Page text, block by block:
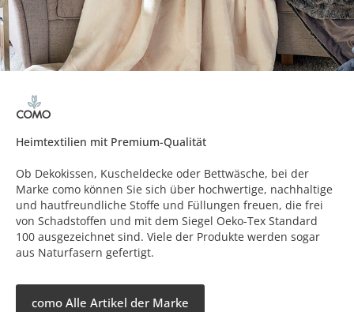
Heimtextilien mit Premium-Qualität
Ob Dekokissen, Kuscheldecke oder Bettwäsche, bei der
Marke como können Sie sich über hochwertige, nachhaltige
und hautfreundliche Stoffe und Füllungen freuen, die frei
von Schadstoffen und mit dem Siegel Oeko-Tex Standard
100 ausgezeichnet sind. Viele der Produkte werden sogar
aus Naturfasern gefertigt.
como Alle Artikel der Marke